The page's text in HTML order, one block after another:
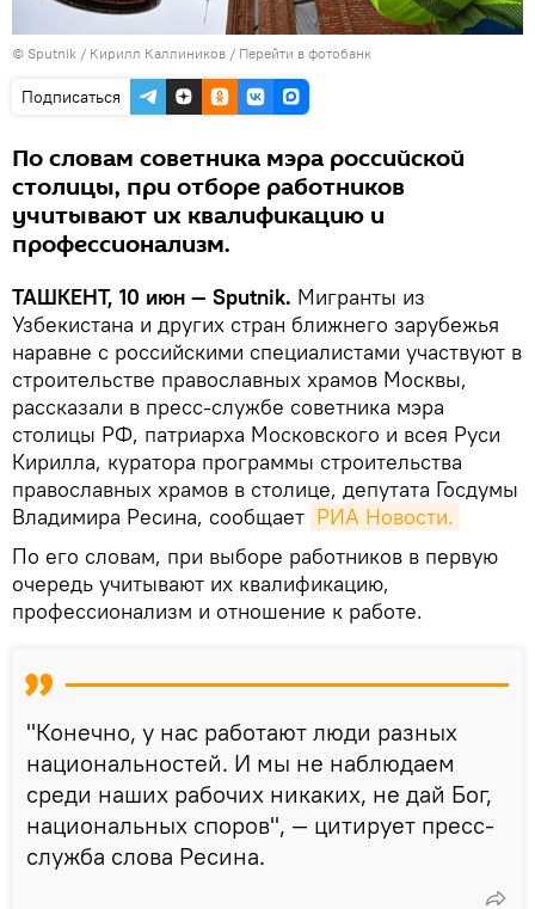
© Sputnik / Кирилл Каллиников / Перейти в фотобанк
Подписаться
По словам советника мэра российской
столицы, при отборе работников
учитывают их квалификацию и
профессионализм.
ТАШКЕНТ, 10 июн — Sputnik. Мигранты из
Узбекистана и других стран ближнего зарубежья
наравне с российскими специалистами участвуют в
строительстве православных храмов Москвы,
рассказали в пресс-службе советника мэра
столицы РФ, патриарха Московского и всея Руси
Кирилла, куратора программы строительства
православных храмов в столице, депутата Госдумы
Владимира Ресина, сообщает РИА Новости.
По его словам, при выборе работников в первую
очередь учитывают их квалификацию,
профессионализм и отношение к работе.
"Конечно, у нас работают люди разных
национальностей. И мы не наблюдаем
среди наших рабочих никаких, не дай Бог,
национальных споров", — цитирует пресс-
служба слова Ресина.